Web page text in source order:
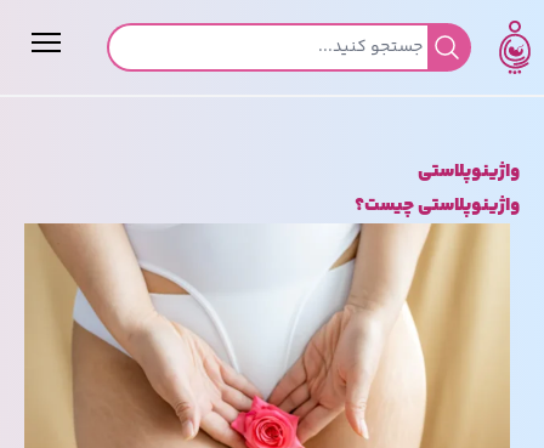
جستجو برای:
واژینوپلاستی
واژینوپلاستی چیست؟